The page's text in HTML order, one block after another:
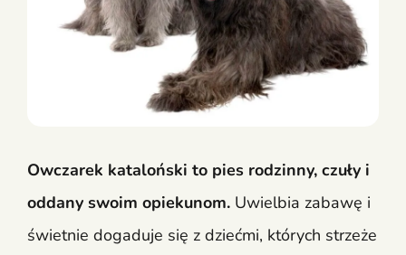
Owczarek kataloński to pies rodzinny, czuły i
oddany swoim opiekunom. Uwielbia zabawę i
świetnie dogaduje się z dziećmi, których strzeże